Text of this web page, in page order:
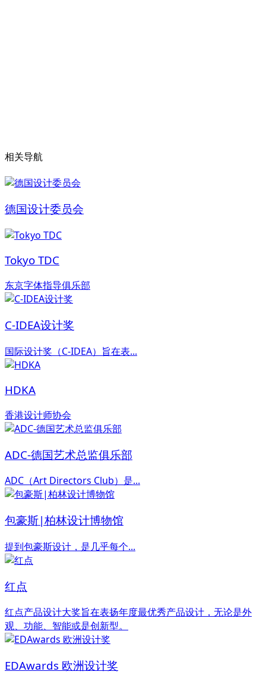
相关导航
德国设计委员会
Tokyo TDC
东京字体指导俱乐部
C-IDEA设计奖
国际设计奖（C-IDEA）旨在表...
HDKA
香港设计师协会
ADC-德国艺术总监俱乐部
ADC（Art Directors Club）是...
包豪斯|柏林设计博物馆
提到包豪斯设计，是几乎每个...
红点
红点产品设计大奖旨在表扬年度最优秀产品设计，无论是外
观、功能、智能或是创新型。
EDAwards 欧洲设计奖